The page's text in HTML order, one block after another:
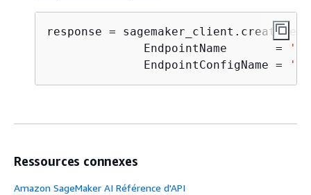
response =
              EndpointName       =
              EndpointConfigName =
Ressources connexes
Amazon SageMaker AI Référence d'API